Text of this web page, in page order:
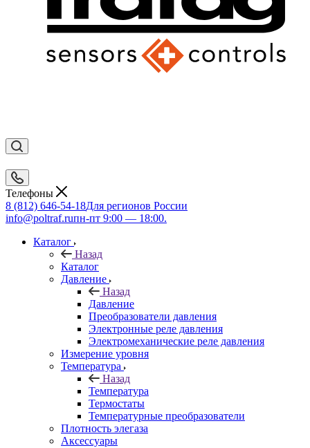
Телефоны
8 (812) 646-54-18Для регионов России
info@poltraf.ruпн-пт 9:00 — 18:00.
Каталог
Назад
Каталог
Давление
Назад
Давление
Преобразователи давления
Электронные реле давления
Электромеханические реле давления
Измерение уровня
Температура
Назад
Температура
Термостаты
Температурные преобразователи
Плотность элегаза
Аксессуары